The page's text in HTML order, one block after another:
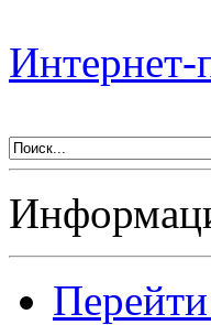
Интернет-